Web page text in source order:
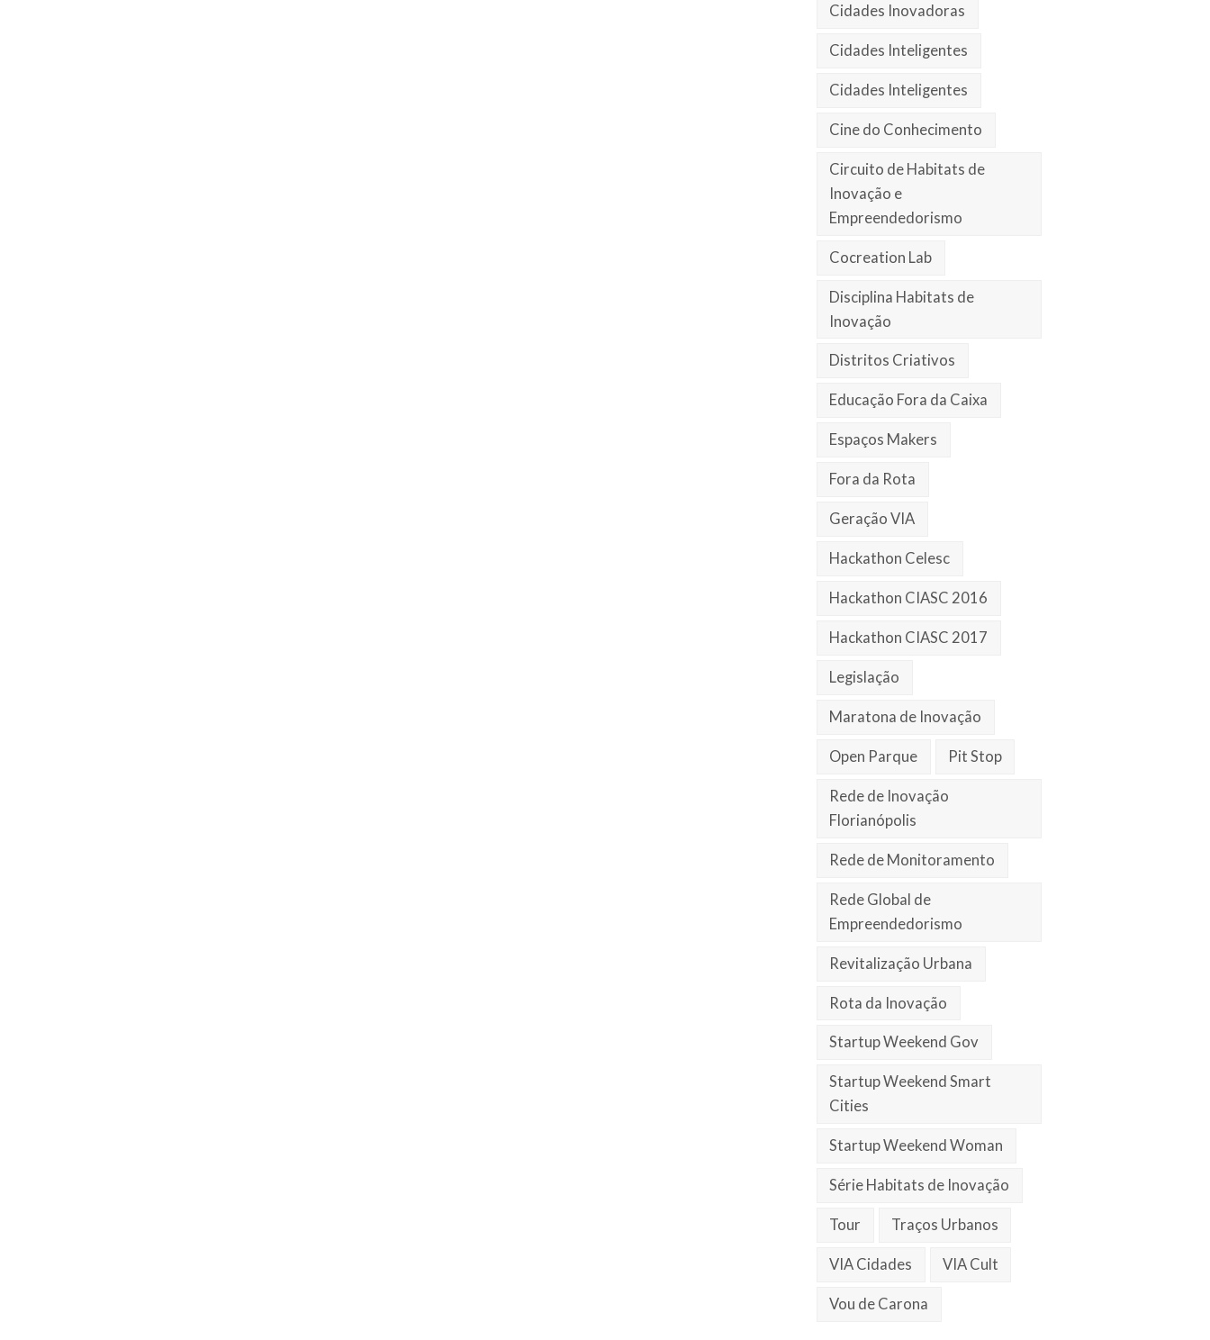
Cidades Inovadoras
Cidades Inteligentes
Cidades Inteligentes
Cine do Conhecimento
Circuito de Habitats de
Inovação e
Empreendedorismo
Cocreation Lab
Disciplina Habitats de
Inovação
Distritos Criativos
Educação Fora da Caixa
Espaços Makers
Fora da Rota
Geração VIA
Hackathon Celesc
Hackathon CIASC 2016
Hackathon CIASC 2017
Legislação
Maratona de Inovação
Open Parque Pit Stop
Rede de Inovação
Florianópolis
Rede de Monitoramento
Rede Global de
Empreendedorismo
Revitalização Urbana
Rota da Inovação
Startup Weekend Gov
Startup Weekend Smart
Cities
Startup Weekend Woman
Série Habitats de Inovação
Tour Traços Urbanos
VIA Cidades VIA Cult
Vou de Carona